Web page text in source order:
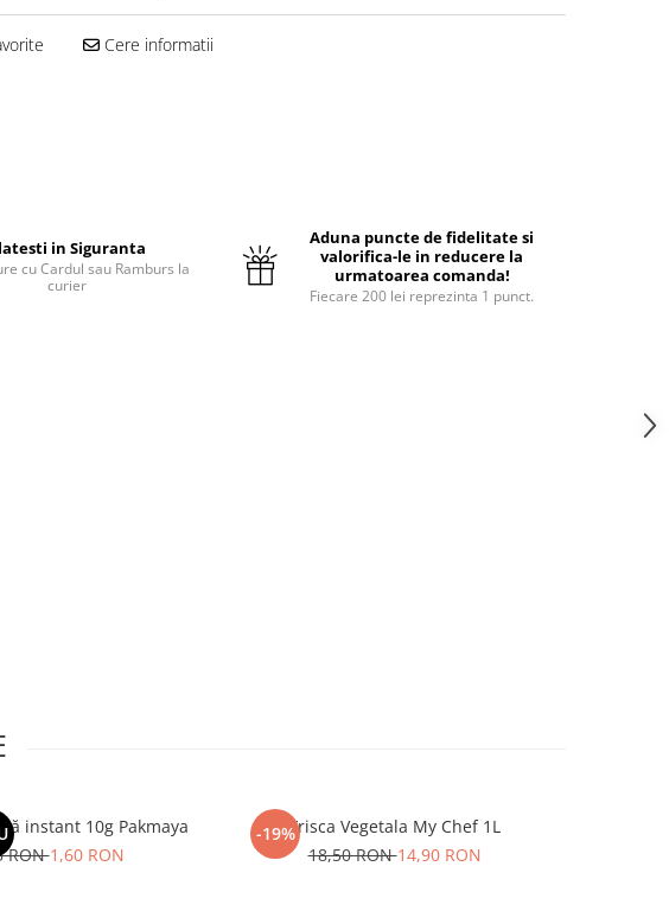
Cere informatii
in Siguranta
cu Cardul sau Ramburs la
curier
Aduna puncte de fidelitate si
valorifica-le in reducere la
urmatoarea comanda!
Fiecare 200 lei reprezinta 1 punct.
instant 10g Pakmaya
RON1,60 RON
-19%Frisca Vegetala My Chef 1L
18,50 RON14,90 RON